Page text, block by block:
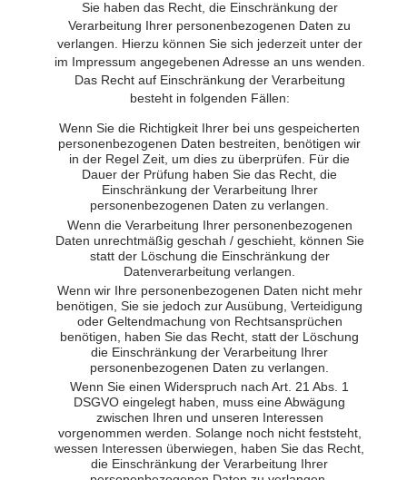
Sie haben das Recht, die Einschränkung der
Verarbeitung Ihrer personenbezogenen Daten zu
verlangen. Hierzu können Sie sich jederzeit unter der
im Impressum angegebenen Adresse an uns wenden.
Das Recht auf Einschränkung der Verarbeitung
besteht in folgenden Fällen:
Wenn Sie die Richtigkeit Ihrer bei uns gespeicherten
personenbezogenen Daten bestreiten, benötigen wir
in der Regel Zeit, um dies zu überprüfen. Für die
Dauer der Prüfung haben Sie das Recht, die
Einschränkung der Verarbeitung Ihrer
personenbezogenen Daten zu verlangen.
Wenn die Verarbeitung Ihrer personenbezogenen
Daten unrechtmäßig geschah / geschieht, können Sie
statt der Löschung die Einschränkung der
Datenverarbeitung verlangen.
Wenn wir Ihre personenbezogenen Daten nicht mehr
benötigen, Sie sie jedoch zur Ausübung, Verteidigung
oder Geltendmachung von Rechtsansprüchen
benötigen, haben Sie das Recht, statt der Löschung
die Einschränkung der Verarbeitung Ihrer
personenbezogenen Daten zu verlangen.
Wenn Sie einen Widerspruch nach Art. 21 Abs. 1
DSGVO eingelegt haben, muss eine Abwägung
zwischen Ihren und unseren Interessen
vorgenommen werden. Solange noch nicht feststeht,
wessen Interessen überwiegen, haben Sie das Recht,
die Einschränkung der Verarbeitung Ihrer